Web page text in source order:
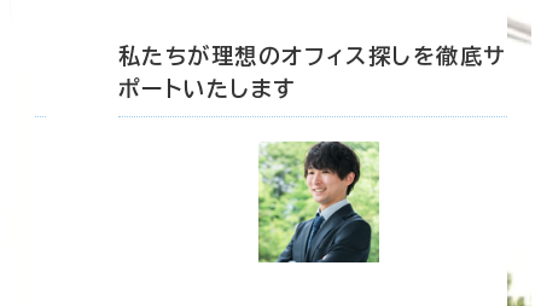
私たちが理想のオフィス探しを徹底サ
ポートいたします